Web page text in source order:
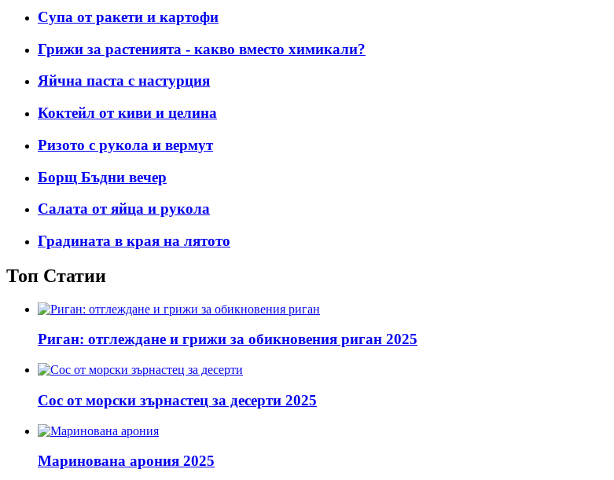
Супа от ракети и картофи
Грижи за растенията - какво вместо химикали?
Яйчна паста с настурция
Коктейл от киви и целина
Ризото с рукола и вермут
Борщ Бъдни вечер
Салата от яйца и рукола
Градината в края на лятото
Топ Статии
Риган: отглеждане и грижи за обикновения риган 2025
Сос от морски зърнастец за десерти 2025
Маринована арония 2025